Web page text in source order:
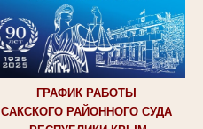
ГРАФИК РАБОТЫ
САКСКОГО РАЙОННОГО СУДА